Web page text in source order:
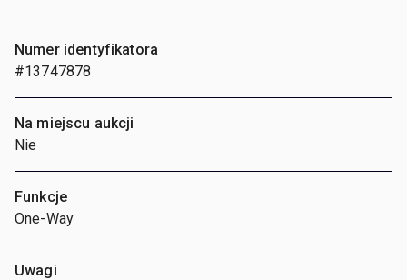
Numer identyfikatora
#13747878
Na miejscu aukcji
Nie
Funkcje
One-Way
Uwagi